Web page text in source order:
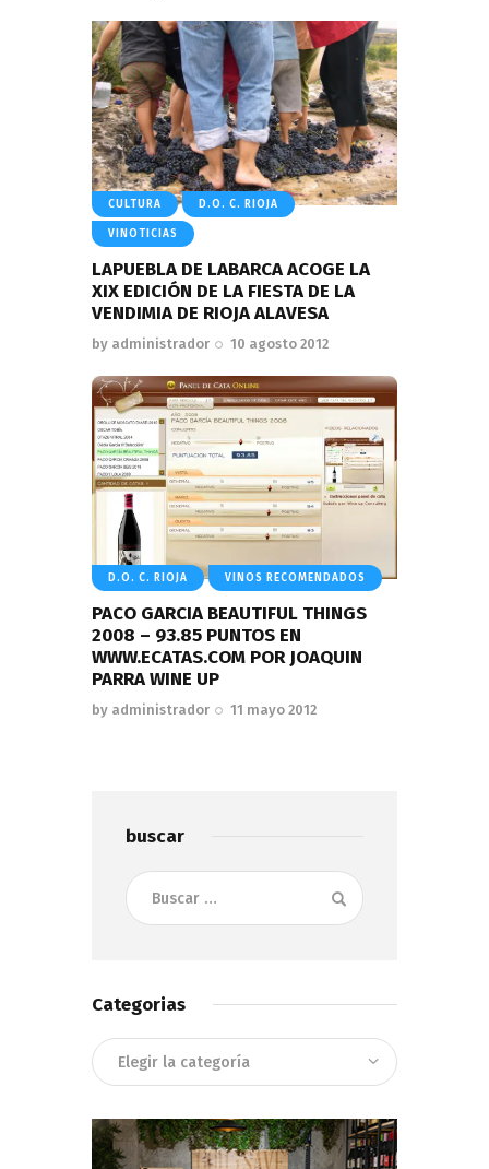
CULTURA D.O. C. RIOJA
VINOTICIAS
LAPUEBLA DE LABARCA ACOGE LA
XIX EDICIÓN DE LA FIESTA DE LA
VENDIMIA DE RIOJA ALAVESA
by administrador 10 agosto 2012
D.O. C. RIOJA VINOS RECOMENDADOS
PACO GARCIA BEAUTIFUL THINGS
2008 – 93.85 PUNTOS EN
WWW.ECATAS.COM POR JOAQUIN
PARRA WINE UP
by administrador 11 mayo 2012
buscar
Buscar:
Categorias
Categorias